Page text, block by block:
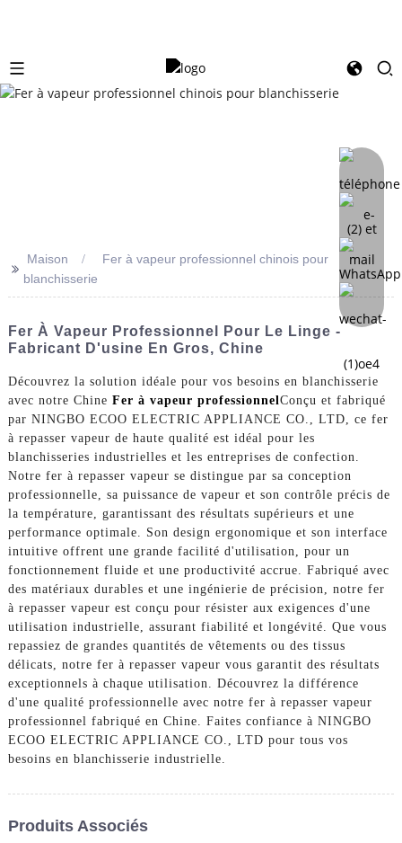
>> Maison
Fer à vapeur professionnel chinois pour
blanchisserie
Fer À Vapeur Professionnel Pour Le Linge -
Fabricant D'usine En Gros, Chine
Découvrez la solution idéale pour vos besoins en blanchisserie
avec notre Chine Fer à vapeur professionnelConçu et fabriqué
par NINGBO ECOO ELECTRIC APPLIANCE CO., LTD, ce fer
à repasser vapeur de haute qualité est idéal pour les
blanchisseries industrielles et les entreprises de confection.
Notre fer à repasser vapeur se distingue par sa conception
professionnelle, sa puissance de vapeur et son contrôle précis de
la température, garantissant des résultats supérieurs et une
performance optimale. Son design ergonomique et son interface
intuitive offrent une grande facilité d'utilisation, pour un
fonctionnement fluide et une productivité accrue. Fabriqué avec
des matériaux durables et une ingénierie de précision, notre fer
à repasser vapeur est conçu pour résister aux exigences d'une
utilisation industrielle, assurant fiabilité et longévité. Que vous
repassiez de grandes quantités de vêtements ou des tissus
délicats, notre fer à repasser vapeur vous garantit des résultats
exceptionnels à chaque utilisation. Découvrez la différence
d'une qualité professionnelle avec notre fer à repasser vapeur
professionnel fabriqué en Chine. Faites confiance à NINGBO
ECOO ELECTRIC APPLIANCE CO., LTD pour tous vos
besoins en blanchisserie industrielle.
Produits Associés